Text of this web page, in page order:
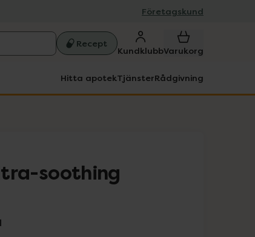
Företagskund
Recept
KundklubbVarukorg
Hitta apotekTjänsterRådgivning
soothing